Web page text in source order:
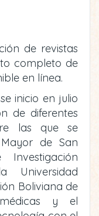
de revistas
completo de
en línea.
inicio en julio
de diferentes
las que se
de San
Universidad
Boliviana de
y el